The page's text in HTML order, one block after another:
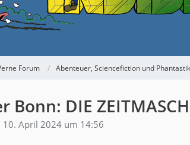
Forum Abenteuer, Sciencefiction und Phantastik
Bonn: DIE
10. April 2024 um 14:56